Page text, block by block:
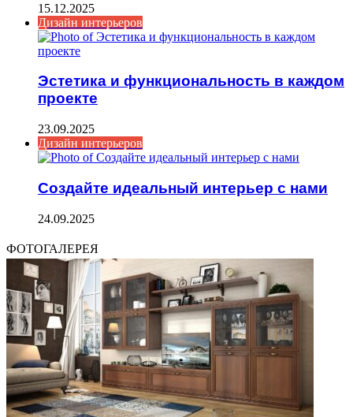
15.12.2025
Дизайн интерьеров
Эстетика и функциональность в каждом
проекте
23.09.2025
Дизайн интерьеров
Создайте идеальный интерьер с нами
24.09.2025
ФОТОГАЛЕРЕЯ